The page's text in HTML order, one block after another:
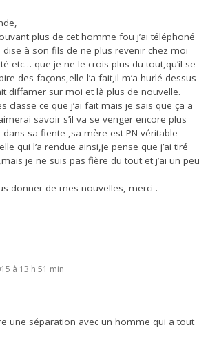
plus de cet homme fou j’ai téléphoné
dise à son fils de ne plus revenir chez moi
etc… que je ne le crois plus du tout,qu’il se
des façons,elle l’a fait,il m’a hurlé dessus
diffamer sur moi et là plus de nouvelle.
classe ce que j’ai fait mais je sais que ça a
savoir s’il va se venger encore plus
sa fiente ,sa mère est PN véritable
qui l’a rendue ainsi,je pense que j’ai tiré
je ne suis pas fière du tout et j’ai un peu
donner de mes nouvelles, merci .
à 13 h 51 min
une séparation avec un homme qui a tout